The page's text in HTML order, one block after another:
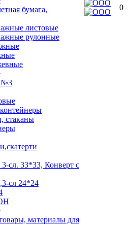
бумага,
листовые
рулонные
№3
стаканы
сл. 33*33, Конверт с
сл 24*24
материалы для
0